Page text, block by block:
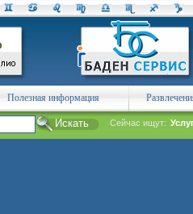
Полезная информация
Сейчас ищут: